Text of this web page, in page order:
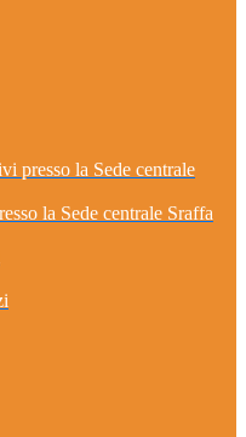
presso la Sede centrale
la Sede centrale Sraffa